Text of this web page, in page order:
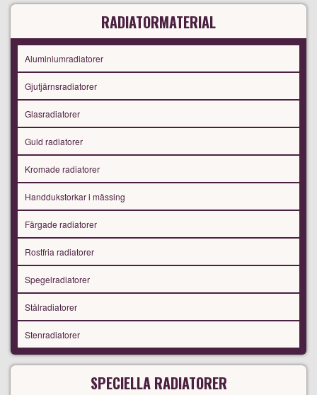
RADIATORMATERIAL
Aluminiumradiatorer
Gjutjärnsradiatorer
Glasradiatorer
Guld radiatorer
Kromade radiatorer
Handdukstorkar i mässing
Färgade radiatorer
Rostfria radiatorer
Spegelradiatorer
Stålradiatorer
Stenradiatorer
SPECIELLA RADIATORER